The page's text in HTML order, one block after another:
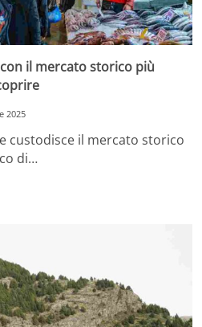
il mercato storico più
2025
custodisce il mercato storico
di…